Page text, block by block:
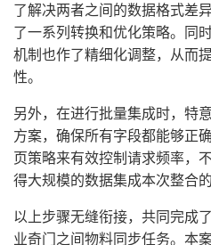
了解决两者之间的数据格式差
了一系列转换和优化策略。同
机制也作了精细化调整，从而
性。
另外，在进行批量集成时，特
方案，确保所有字段都能够正
页策略来有效控制请求频率，
得大规模的数据集成本次整合
以上步骤无缝衔接，共同完成
业奇门之间物料同步任务。本